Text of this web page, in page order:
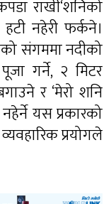
राखी‘शनिको
नहेरी फर्कने।
संगममा नदीको
गर्ने, २ मिटर
र ‘मेरो शनि
यस प्रकारको
प्रयोगले